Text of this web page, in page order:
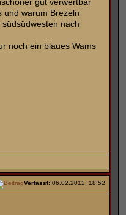
gut verwertbar
und warum Brezeln
nach
noch ein blaues Wams
Verfasst: 06.02.2012, 18:52